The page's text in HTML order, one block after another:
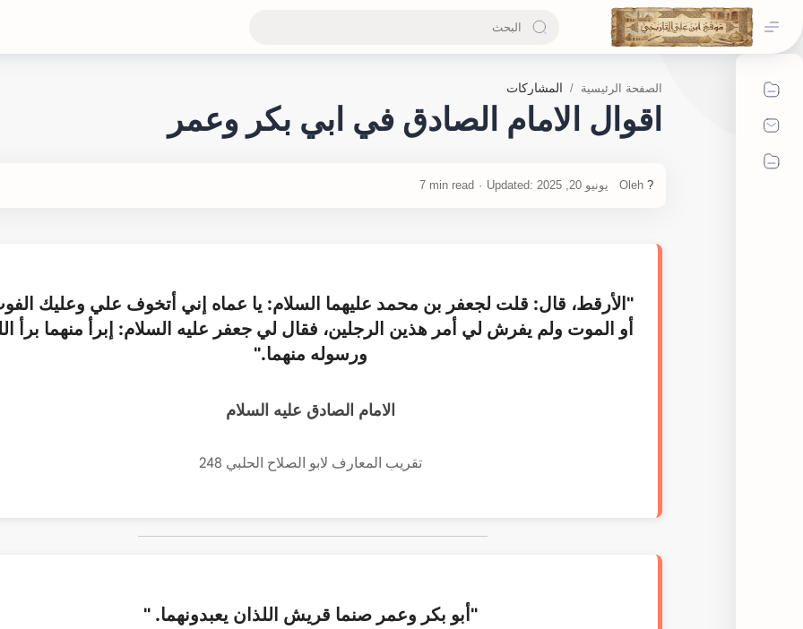
الصفحة الرئيسية المشاركات
اقوال الامام الصادق في ابي بكر وعمر
7 min read
"الأرقط، قال: قلت لجعفر بن محمد عليهما السلام: يا عماه إني أتخوف علي وعليك
أو الموت ولم يفرش لي أمر هذين الرجلين، فقال لي جعفر عليه السلام: إبرأ منهما برأ
ورسوله منهما."
الامام الصادق عليه السلام
تقريب المعارف لابو الصلاح الحلبي 248
"أبو بكر وعمر صنما قريش اللذان يعبدونهما. "